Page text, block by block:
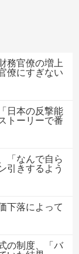
務官僚の増上
僚にすぎない
日本の反撃能
トーリーで番
「なんで自ら
引きするよう
下落によって
の制度、「バ